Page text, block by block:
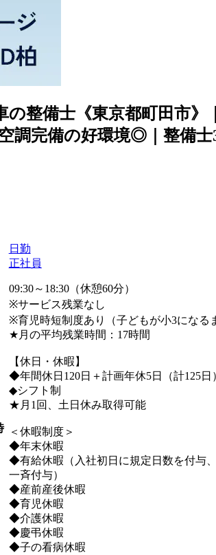
の整備士《東京都町田市》
調完備の好環境◎｜整備士
日勤
正社員
09:30～18:30（休憩60分）
※サービス残業なし
※育児時短制度あり（子どもが小3になる
★月の平均残業時間：17時間
【休日・休暇】
◆年間休日120日＋計画年休5日（計125日
◆シフト制
★月1回、土日休み取得可能
＜休暇制度＞
◆年末休暇
◆有給休暇（入社初日に規定日数を付与
一斉付与）
◆産前産後休暇
◆育児休暇
◆介護休暇
◆慶弔休暇
◆子の看病休暇